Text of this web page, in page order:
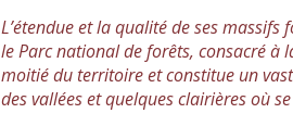
L’étendue et la qualité de ses
le Parc national de forêts, consacré à
moitié du territoire et constitue un
des vallées et quelques clairières où